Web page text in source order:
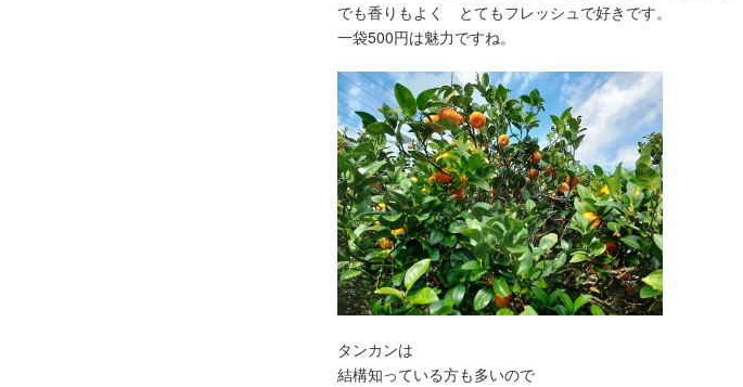
でも香りもよく とてもフレッシュで好きです。
一袋500円は魅力ですね。
タンカンは
結構知っている方も多いので